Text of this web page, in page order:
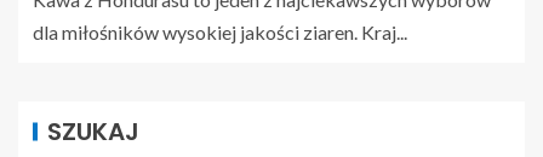
dla miłośników wysokiej jakości ziaren. Kraj...
SZUKAJ